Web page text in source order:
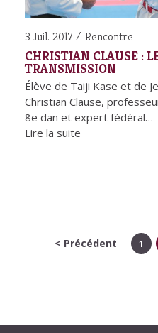
3 Juil. 2017 Rencontre
CHRISTIAN CLAUSE :
TRANSMISSION
Élève de Taiji Kase et de
Christian Clause,
8e dan et expert fédéral…
Lire la suite
< Précédent 1